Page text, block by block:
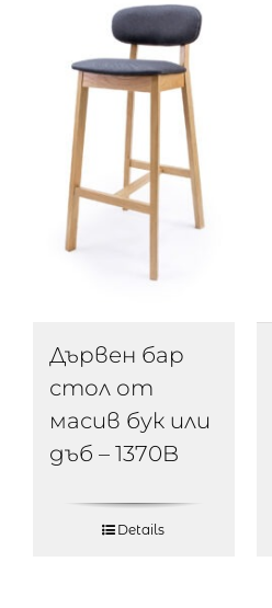
Дървен бар
стол от
масив бук или
дъб – 1370B
Details